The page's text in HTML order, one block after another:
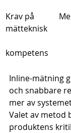
Krav på
mätteknisk
kompetens
Inline-mätning
och snabbare
mer av
Valet av metod
produktens